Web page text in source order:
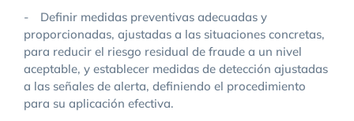
- Definir medidas preventivas adecuadas y
proporcionadas, ajustadas a las situaciones concretas,
para reducir el riesgo residual de fraude a un nivel
aceptable, y establecer medidas de detección ajustadas
a las señales de alerta, definiendo el procedimiento
para su aplicación efectiva.